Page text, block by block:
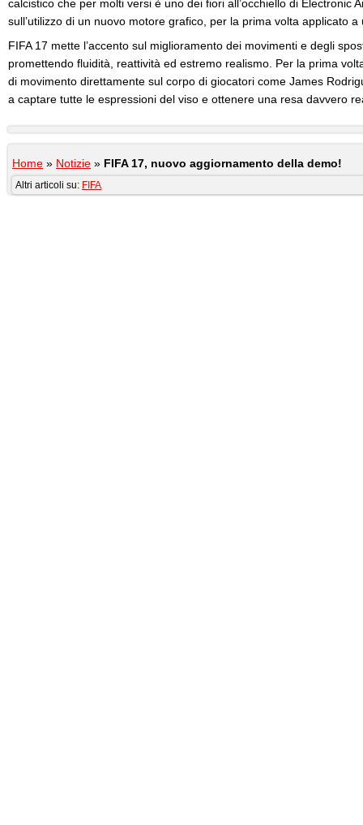
calcistico che per molti versi è uno dei fiori all’occhiello di Electronic
sull’utilizzo di un nuovo motore grafico, per la prima volta applicato
FIFA 17 mette l’accento sul miglioramento dei movimenti e degli
promettendo fluidità, reattività ed estremo realismo. Per la prima
di movimento direttamente sul corpo di giocatori come James
a captare tutte le espressioni del viso e ottenere una resa davvero
Home » Notizie » FIFA 17, nuovo aggiornamento della demo!
Altri articoli su: FIFA